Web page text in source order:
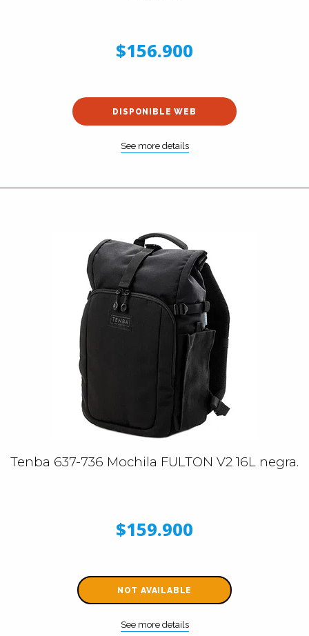
$156.900
DISPONIBLE WEB
See more details
Tenba 637-736 Mochila FULTON V2 16L negra.
$159.900
NOT AVAILABLE
See more details